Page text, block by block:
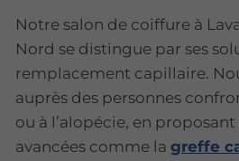
Notre salon de coiffure à
Nord se distingue par ses
remplacement capillaire.
auprès des personnes
ou à l’alopécie, en
avancées comme la greffe